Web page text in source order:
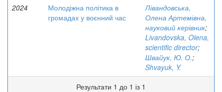
2024
Молодіжна політика в
громадах у воєнний час
Лівандовська,
Олена Артемівна,
науковий керівник;
Livandovska, Olena,
scientific director;
Швайук, Ю. О.;
Shvayuk, Y.
Результати 1 до 1 із 1